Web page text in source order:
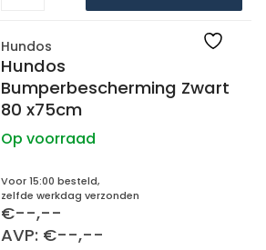
Hundos
Hundos
Bumperbescherming Zwart
80 x75cm
Op voorraad
Voor 15:00 besteld,
zelfde werkdag verzonden
€--,--
AVP: €--,--